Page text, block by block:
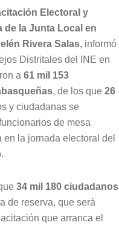
Electoral y
de la Junta Local en
Rivera Salas, informó
Distritales del INE en
a 61 mil 153
, de los que 26
y ciudadanas se
de mesa
la jornada electoral del
34 mil 180 ciudadanos
de reserva, que será
que arranca el